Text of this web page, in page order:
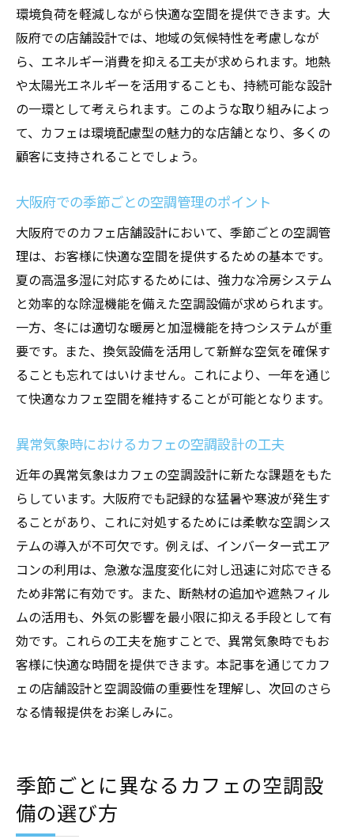
環境負荷を軽減しながら快適な空間を提供できます。大
阪府での店舗設計では、地域の気候特性を考慮しなが
ら、エネルギー消費を抑える工夫が求められます。地熱
や太陽光エネルギーを活用することも、持続可能な設計
の一環として考えられます。このような取り組みによっ
て、カフェは環境配慮型の魅力的な店舗となり、多くの
顧客に支持されることでしょう。
大阪府での季節ごとの空調管理のポイント
大阪府でのカフェ店舗設計において、季節ごとの空調管
理は、お客様に快適な空間を提供するための基本です。
夏の高温多湿に対応するためには、強力な冷房システム
と効率的な除湿機能を備えた空調設備が求められます。
一方、冬には適切な暖房と加湿機能を持つシステムが重
要です。また、換気設備を活用して新鮮な空気を確保す
ることも忘れてはいけません。これにより、一年を通じ
て快適なカフェ空間を維持することが可能となります。
異常気象時におけるカフェの空調設計の工夫
近年の異常気象はカフェの空調設計に新たな課題をもた
らしています。大阪府でも記録的な猛暑や寒波が発生す
ることがあり、これに対処するためには柔軟な空調シス
テムの導入が不可欠です。例えば、インバーター式エア
コンの利用は、急激な温度変化に対し迅速に対応できる
ため非常に有効です。また、断熱材の追加や遮熱フィル
ムの活用も、外気の影響を最小限に抑える手段として有
効です。これらの工夫を施すことで、異常気象時でもお
客様に快適な時間を提供できます。本記事を通じてカフ
ェの店舗設計と空調設備の重要性を理解し、次回のさら
なる情報提供をお楽しみに。
季節ごとに異なるカフェの空調設
備の選び方